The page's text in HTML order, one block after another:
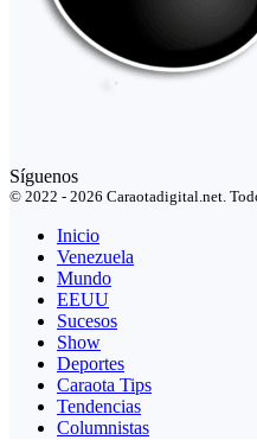
Síguenos
© 2022 - 2026 Caraotadigital.net.
Inicio
Venezuela
Mundo
EEUU
Sucesos
Show
Deportes
Caraota Tips
Tendencias
Columnistas